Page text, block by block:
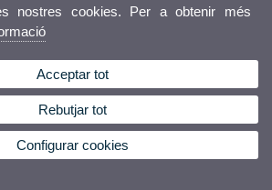
nostres cookies. Per a obtenir més
Acceptar tot
Rebutjar tot
Configurar cookies